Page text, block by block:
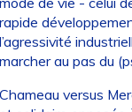
au pas du
versus